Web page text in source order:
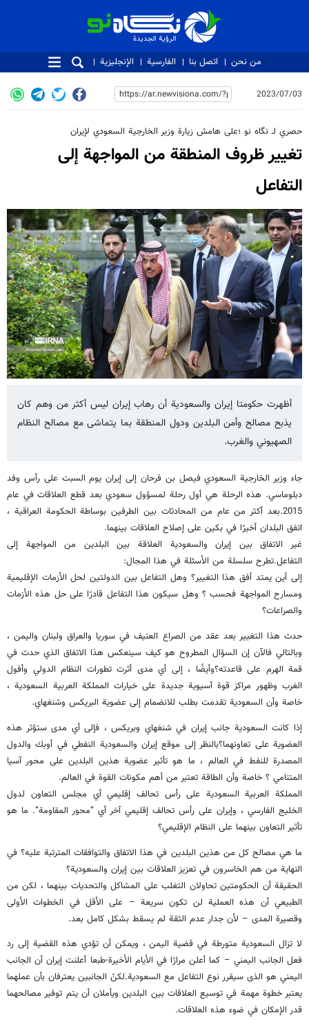
الرؤية الجديدة
الرؤية الجديدة
من نحن اتصل بنا الفارسية الإنجليزية
2023/07/03
حصري لـ نگاه نو ؛على هامش زيارة وزير الخارجية السعودي لإيران
تغيير ظروف المنطقة من المواجهة إلى
التفاعل
أظهرت حكومتا إيران والسعودية أن رهاب إيران ليس أكثر من وهم كان
يذبح مصالح وأمن البلدين ودول المنطقة بما يتماشى مع مصالح النظام
الصهيوني والغرب.
جاء وزير الخارجية السعودي فيصل بن فرحان إلى إيران يوم السبت على رأس وفد
دبلوماسي. هذه الرحلة هي أول رحلة لمسؤول سعودي بعد قطع العلاقات في عام
2015.بعد أكثر من عام من المحادثات بين الطرفين بوساطة الحكومة العراقية ،
اتفق البلدان أخيرًا في بكين على إصلاح العلاقات بينهما.
غير الاتفاق بين إيران والسعودية العلاقة بين البلدين من المواجهة إلى
التفاعل.تطرح سلسلة من الأسئلة في هذا المجال:
إلى أين يمتد أفق هذا التغيير؟ وهل التفاعل بين الدولتين لحل الأزمات الإقليمية
ومسارح المواجهة فحسب ؟ وهل سيكون هذا التفاعل قادرًا على حل هذه الأزمات
والصراعات؟
حدث هذا التغيير بعد عقد من الصراع العنيف في سوريا والعراق ولبنان واليمن ،
وبالتالي فالآن إن السؤال المطروح هو كيف سينعكس هذا الاتفاق الذي حدث في
قمة الهرم على قاعدته؟وأيضًا ، إلى أي مدى أثرت تطورات النظام الدولي وأفول
الغرب وظهور مراكز قوة آسيوية جديدة على خيارات المملكة العربية السعودية ،
خاصة وأن السعودية تقدمت بطلب للانضمام إلى عضوية البريكس وشنغهاي.
إذا كانت السعودية جانب إيران في شنغهاي وبريكس ، فإلى أي مدى ستؤثر هذه
العضوية على تعاونهما؟بالنظر إلى موقع إيران والسعودية النفطي في أوبك والدول
المصدرة للنفط في العالم ، ما هو تأثير عضوية هذين البلدين على محور آسيا
المتنامي ؟ خاصة وأن الطاقة تعتبر من أهم مكونات القوة في العالم.
المملكة العربية السعودية على رأس تحالف إقليمي أي مجلس التعاون لدول
الخليج الفارسي ، وإيران على رأس تحالف إقليمي آخر أي “محور المقاومة”. ما هو
تأثير التعاون بينهما على النظام الإقليمي؟
ما هي مصالح كل من هذين البلدين في هذا الاتفاق والتوافقات المترتبة عليه؟ في
النهاية من هم الخاسرون في تعزيز العلاقات بين إيران والسعودية؟
الحقيقة أن الحكومتين تحاولان التغلب على المشاكل والتحديات بينهما ، لكن من
الطبيعي أن هذه العملية لن تكون سريعة – على الأقل في الخطوات الأولى
وقصيرة المدى – لأن جدار عدم الثقة لم يسقط بشكل كامل بعد.
لا تزال السعودية متورطة في قضية اليمن ، ويمكن أن تؤدي هذه القضية إلى رد
فعل الجانب اليمني – كما أعلن مرارًا في الأيام الأخيرة-طبعا أعلنت إيران أن الجانب
اليمني هو الذی سيقرر نوع التفاعل مع السعودية.لكنّ الجانبین يعترفان بأن عملهما
يعتبر خطوة مهمة في توسيع العلاقات بين البلدين ويأملان أن يتم توفير مصالحهما
قدر الإمكان في ضوء هذه العلاقات.